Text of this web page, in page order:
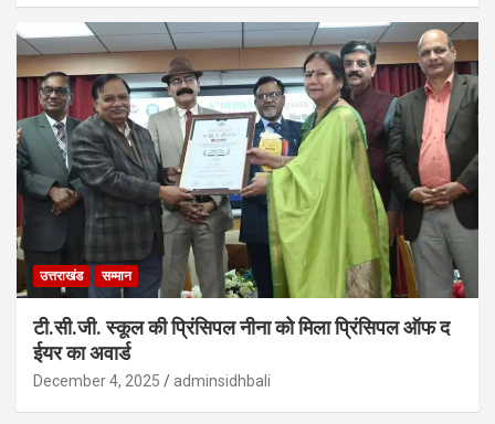
उत्तराखंड सम्मान
टी.सी.जी. स्कूल की प्रिंसिपल नीना को मिला प्रिंसिपल ऑफ द
ईयर का अवार्ड
December 4, 2025 adminsidhbali